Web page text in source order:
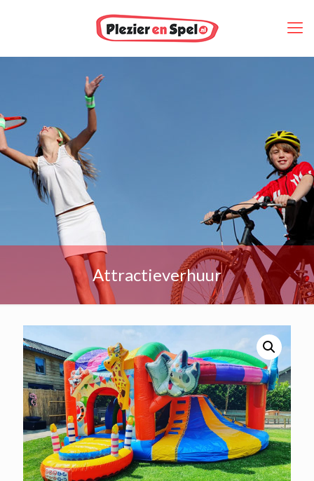
Attractieverhuur